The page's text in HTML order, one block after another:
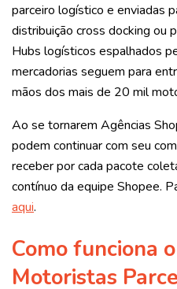
parceiro logístico e enviadas
distribuição cross docking ou
Hubs logísticos espalhados
mercadorias seguem para
mãos dos mais de 20 mil
Ao se tornarem Agências
podem continuar com seu
receber por cada pacote
contínuo da equipe Shopee.
aqui.
Como funciona
Motoristas